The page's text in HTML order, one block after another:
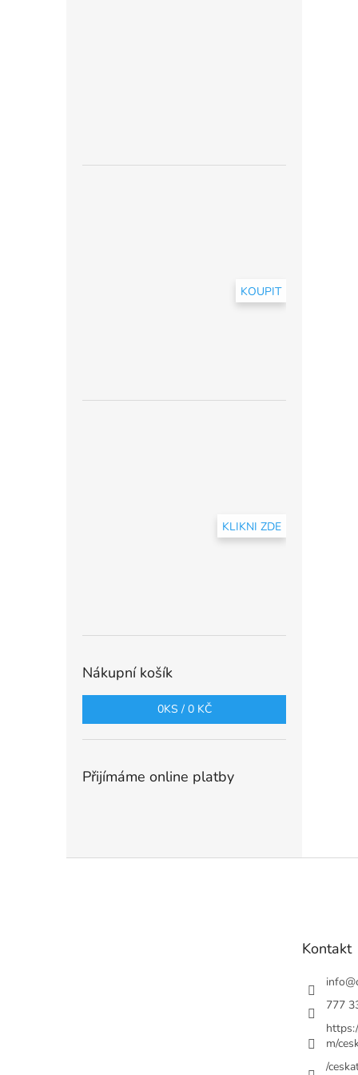
KOUPIT
KLIKNI ZDE
Nákupní košík
0KS / 0 KČ
Přijímáme online platby
Kontakt
info@
777
m/
/